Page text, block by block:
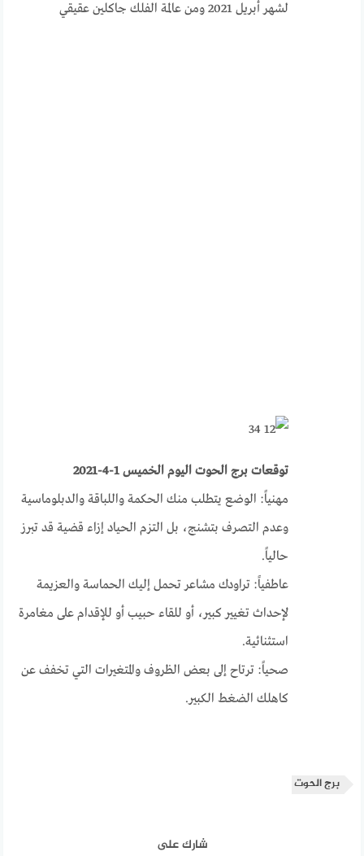
لشهر أبريل 2021 ومن عالمة الفلك جاكلين عقيقي
توقعات برج الحوت اليوم الخميس 1-4-2021
مهنياً: الوضع يتطلب منك الحكمة واللباقة والدبلوماسية
وعدم التصرف بتشنج، بل التزم الحياد إزاء قضية قد تبرز
حالياً.
عاطفياً: تراودك مشاعر تحمل إليك الحماسة والعزيمة
لإحداث تغيير كبير، أو للقاء حبيب أو للإقدام على مغامرة
استثنائية.
صحياً: ترتاح إلى بعض الظروف والمتغيرات التي تخفف عن
كاهلك الضغط الكبير.
برج الحوت
شارك على